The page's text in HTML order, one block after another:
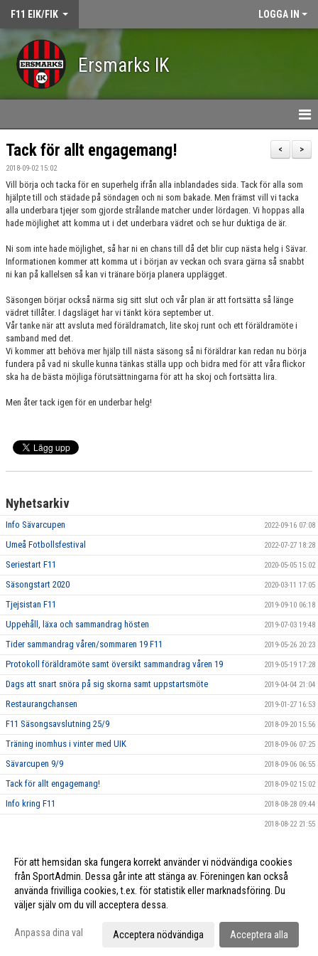
F11 EIK/FIK LOGGA IN
Ersmarks IK
HEM
NYHETER
DOKUMENT
KALENDER
TRUPPEN
VÅRA SPONSORER
>
<
Tack för allt engagemang!
2018-09-02 15:02
Vill börja och tacka för en superhelg ifrån alla inblandades sida. Tack för alla som
hjälpte till och städade på söndagen och ni som bakade. Men främst vill vi tacka
alla underbara tjejer som gjorde strålande matcher under lördagen. Vi hoppas alla
hade möjlighet att komma ut i det underbara vädret och se hur duktiga de är.
Ni som inte hade möjlighet, så har ni en chans till då det blir cup nästa helg i Sävar.
Informationen kommer att komma ut i början av veckan och svara gärna så snabbt
ni kan på kallelsen så kan vi tränare börja planera upplägget.
Säsongen börjar också närma sig sitt slut och vår plan är att fortsätta så länge
vädret tillåter. I dagsläget har vi tänkt köra september ut.
Vår tanke när att avsluta med föräldramatch, lite skoj runt och ett föräldramöte i
samband med det.
Vi kommer att behöva mer hjälp till nästa säsong så ni föräldrar kan redan nu börja
fundera på vad ni skulle kunna tänkas ställa upp och bidra med för att våra flickor
ska ha de bästa möjliga förutsättningarna för att ha skoj och fortsätta lira.
Men åter tack igen för en underbar helg!
Nyhetsarkiv
Info Sävarcupen 2022-09-16 07:08
Umeå Fotbollsfestival 2022-07-27 18:28
Seriestart F11 2020-05-05 15:02
Säsongstart 2020 2020-03-11 17:05
Tjejsistan F11 2019-09-10 06:18
Uppehåll, läxa och sammandrag hösten 2019-07-03 19:48
Tider sammandrag våren/sommaren 19 F11 2019-05-26 20:23
Protokoll föräldramöte samt översikt sammandrag våren 19 2019-05-19 17:28
Dags att snart snöra på sig skorna samt uppstartsmöte 2019-04-04 21:04
Restaurangchansen 2019-01-27 16:53
F11 Säsongsavslutning 25/9 2018-09-20 15:56
Träning inomhus i vinter med UIK 2018-09-06 07:25
Sävarcupen 9/9 2018-09-06 06:55
Tack för allt engagemang! 2018-09-02 15:02
Info kring F11 2018-08-28 09:44
2018-08-22 21:55
Ersmarksdagen 1/9 2018-08-08 10:53
För att hemsidan ska fungera korrekt använder vi nödvändiga cookies
från SportAdmin. Dessa går inte att stänga av. Föreningen kan också
använda frivilliga cookies, t.ex. för statistik eller marknadsföring. Du
väljer själv om du vill acceptera dessa.
Anpassa dina val Acceptera nödvändiga Acceptera alla